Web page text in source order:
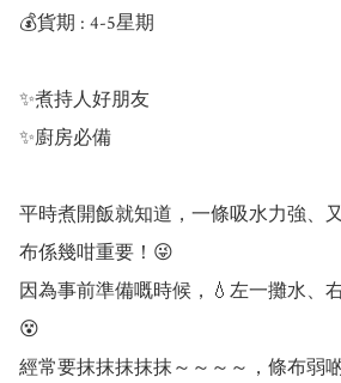
💰貨期 : 4-5星期
✨煮持人好朋友
✨廚房必備
平時煮開飯就知道，一條吸水力強、
布係幾咁重要！😜
因為事前準備嘅時候，💧左一攤水、
😵
經常要抹抹抹抹抹～～～～，條布弱